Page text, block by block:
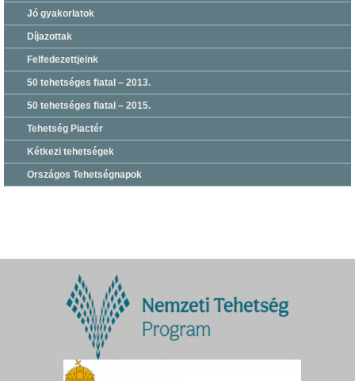
Jó gyakorlatok
Díjazottak
Felfedezettjeink
50 tehetséges fiatal – 2013.
50 tehetséges fiatal – 2015.
Tehetség Piactér
Kétkezi tehetségek
Országos Tehetségnapok